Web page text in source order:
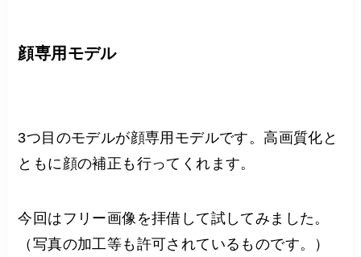
顔専用モデル
3つ目のモデルが顔専用モデルです。高画質化と
ともに顔の補正も行ってくれます。
今回はフリー画像を拝借して試してみました。
（写真の加工等も許可されているものです。）